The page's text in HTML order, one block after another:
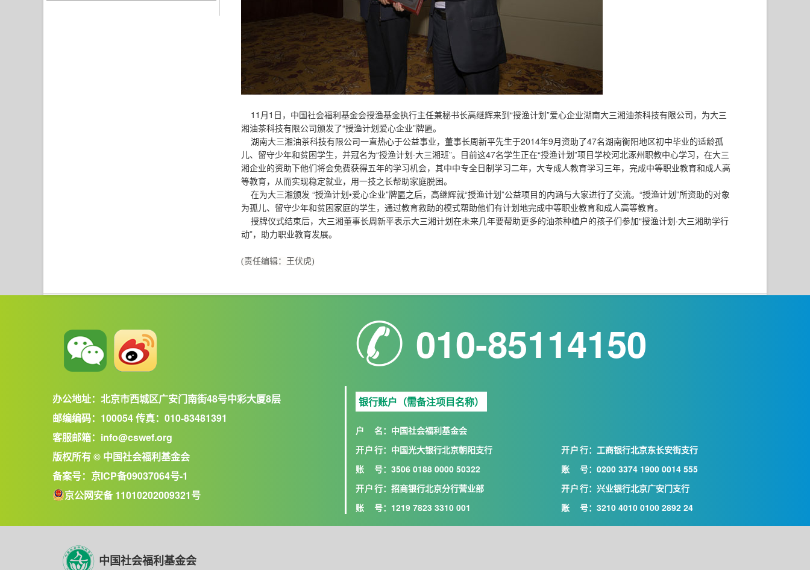
11月1日，中国社会福利基金会授渔基金执行主任兼秘书长高继辉来到“授渔计划”爱心企业湖南大三湘油茶科技有限公司，为大三
湘油茶科技有限公司颁发了“授渔计划爱心企业”牌匾。
湖南大三湘油茶科技有限公司一直热心于公益事业，董事长周新平先生于2014年9月资助了47名湖南衡阳地区初中毕业的适龄孤
儿、留守少年和贫困学生，并冠名为“授渔计划·大三湘班”。目前这47名学生正在“授渔计划”项目学校河北涿州职教中心学习，在大三
湘企业的资助下他们将会免费获得五年的学习机会，其中中专全日制学习二年，大专成人教育学习三年，完成中等职业教育和成人高
等教育，从而实现稳定就业，用一技之长帮助家庭脱困。
在为大三湘颁发 “授渔计划•爱心企业”牌匾之后，高继辉就“授渔计划”公益项目的内涵与大家进行了交流。“授渔计划”所资助的对象
为孤儿、留守少年和贫困家庭的学生，通过教育救助的模式帮助他们有计划地完成中等职业教育和成人高等教育。
授牌仪式结束后，大三湘董事长周新平表示大三湘计划在未来几年要帮助更多的油茶种植户的孩子们参加“授渔计划·大三湘助学行
动”，助力职业教育发展。
(责任编辑：王伏虎)
010-85114150
办公地址：北京市西城区广安门南街48号中彩大厦8层
邮编编码：100054 传真：010-83481391
客服邮箱：info@cswef.org
版权所有 © 中国社会福利基金会
备案号： 京ICP备09037064号-1
京公网安备 11010202009321号
银行账户（需备注项目名称）
户名：中国社会福利基金会
开户行：中国光大银行北京朝阳支行
账号：3506 0188 0000 50322
开户行：招商银行北京分行营业部
账号：1219 7823 3310 001
开户行：工商银行北京东长安街支行
账号：0200 3374 1900 0014 555
开户行：兴业银行北京广安门支行
账号：3210 4010 0100 2892 24
中国社会福利基金会